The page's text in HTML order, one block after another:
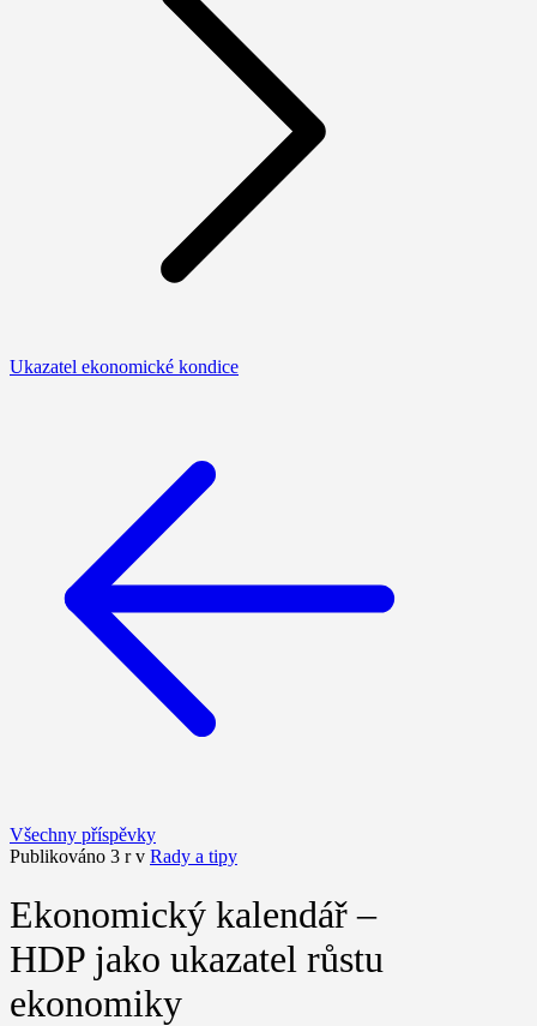
Ukazatel ekonomické kondice
Všechny příspěvky
Publikováno 3 r v Rady a tipy
Ekonomický kalendář –
HDP jako ukazatel růstu
ekonomiky